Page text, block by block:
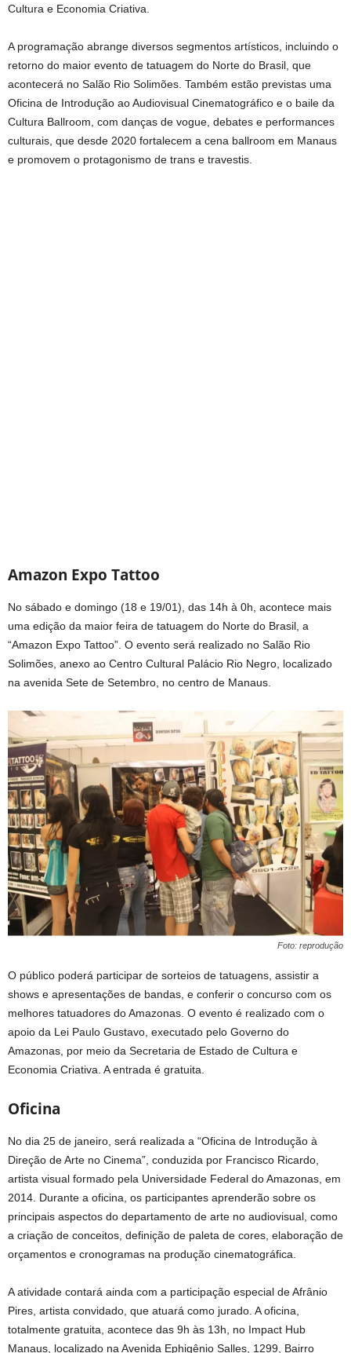
Cultura e Economia Criativa.
A programação abrange diversos segmentos artísticos, incluindo o
retorno do maior evento de tatuagem do Norte do Brasil, que
acontecerá no Salão Rio Solimões. Também estão previstas uma
Oficina de Introdução ao Audiovisual Cinematográfico e o baile da
Cultura Ballroom, com danças de vogue, debates e performances
culturais, que desde 2020 fortalecem a cena ballroom em Manaus
e promovem o protagonismo de trans e travestis.
Amazon Expo Tattoo
No sábado e domingo (18 e 19/01), das 14h à 0h, acontece mais
uma edição da maior feira de tatuagem do Norte do Brasil, a
“Amazon Expo Tattoo”. O evento será realizado no Salão Rio
Solimões, anexo ao Centro Cultural Palácio Rio Negro, localizado
na avenida Sete de Setembro, no centro de Manaus.
Foto: reprodução
O público poderá participar de sorteios de tatuagens, assistir a
shows e apresentações de bandas, e conferir o concurso com os
melhores tatuadores do Amazonas. O evento é realizado com o
apoio da Lei Paulo Gustavo, executado pelo Governo do
Amazonas, por meio da Secretaria de Estado de Cultura e
Economia Criativa. A entrada é gratuita.
Oficina
No dia 25 de janeiro, será realizada a “Oficina de Introdução à
Direção de Arte no Cinema”, conduzida por Francisco Ricardo,
artista visual formado pela Universidade Federal do Amazonas, em
2014. Durante a oficina, os participantes aprenderão sobre os
principais aspectos do departamento de arte no audiovisual, como
a criação de conceitos, definição de paleta de cores, elaboração de
orçamentos e cronogramas na produção cinematográfica.
A atividade contará ainda com a participação especial de Afrânio
Pires, artista convidado, que atuará como jurado. A oficina,
totalmente gratuita, acontece das 9h às 13h, no Impact Hub
Manaus, localizado na Avenida Ephigênio Salles, 1299, Bairro